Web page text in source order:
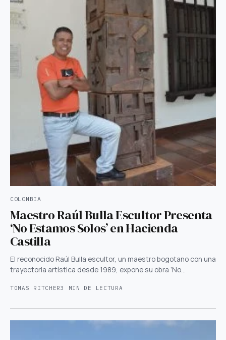
COLOMBIA
Maestro Raúl Bulla Escultor Presenta
‘No Estamos Solos’ en Hacienda
Castilla
El reconocido Raúl Bulla escultor, un maestro bogotano con una
trayectoria artística desde 1989, expone su obra ‘No…
TOMAS RITCHER3 MIN DE LECTURA